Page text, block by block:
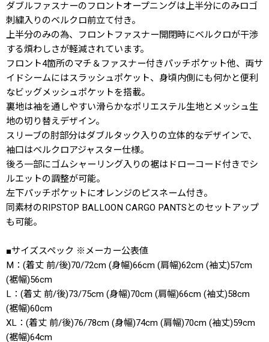
ダブルファスナーのフロントオープニングは上半分にのみロゴ
刺繍入りのベルクロ前立て付き。
上半分のみの為、フロントファスナー開閉時にベルクロが干渉
する煩わしさが軽減されています。
フロント4箇所のマチ＆ファスナー付きパッチポケット他、両サ
イドシームにはスラッシュポケット、身頃内側にも何かと便利
なビッグメッシュポケットを搭載。
裏地は袖を通しやすい滑らかなポリエステル生地とメッシュ生
地の切り替えデザイン。
スリーブの肘部分はダブルタック入りの立体的なデザインで、
袖口はベルクロアジャスター仕様。
後ろ一部にゴムシャーリング入りの裾はドローコード付きでシ
ルエットの調整が可能。
左下パッチポケットにオレンジのピスネーム付き。
同素材のRIPSTOP BALLOON CARGO PANTSとのセットアップ
も可能。
■サイズスペック ※メーカー公表値
M：(着丈 前/後)70/72cm (身幅)66cm (肩幅)62cm (袖丈)57cm
(裾幅)56cm
L：(着丈 前/後)73/75cm (身幅)70cm (肩幅)66cm (袖丈)58cm
(裾幅)60cm
XL：(着丈 前/後)76/78cm (身幅)74cm (肩幅)70cm (袖丈)59cm
(裾幅)64cm